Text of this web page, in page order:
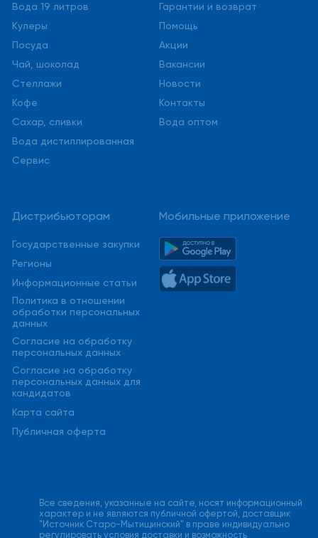
Вода 19 литров
Кулеры
Посуда
Чай, шоколад
Стеллажи
Кофе
Сахар, сливки
Вода дистиллированная
Сервис
Гарантии и возврат
Помощь
Акции
Вакансии
Новости
Контакты
Вода оптом
Дистрибьюторам
Государственные закупки
Регионы
Информационные статьи
Политика в отношении
обработки персональных
данных
Cогласие на обработку
персональных данных
Cогласие на обработку
персональных данных для
кандидатов
Карта сайта
Публичная оферта
Мобильные приложение
Все сведения, указанные на сайте, носят информационный
характер и не являются публичной офертой, доставщик
"Источник Старо-Мытищинский" в праве индивидуально
регулировать условия доставки и возможность